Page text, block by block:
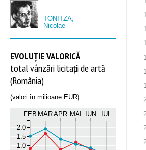
TONITZA,
Nicolae
EVOLUȚIE VALORICĂ
total vânzări licitații de artă
(România)
(valori în milioane EUR)
FEB MARAPR MAI IUN IUL
1.0
1.5
2.0